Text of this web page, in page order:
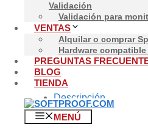
Validación
Validación para
VENTAS
Alquilar o comprar
Hardware
PREGUNTAS
BLOG
TIENDA
MENÚ
Libere la precisión con
¿Está cansado de las
Spectraproof
Spectraproof Standard
Añadir al carrito
Descripción
Información adicional
Valoraciones (0)